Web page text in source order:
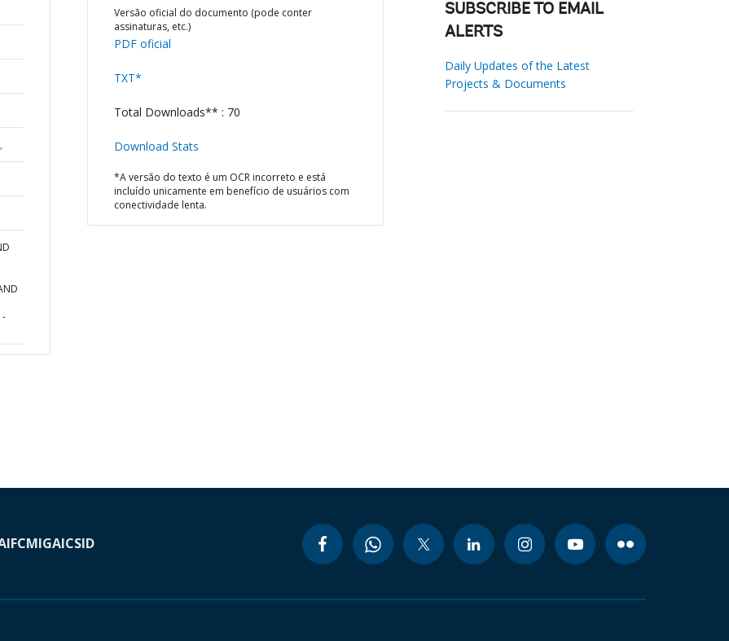
-
Versão oficial do documento (pode conter
assinaturas, etc.)
PDF oficial
TXT*
Total Downloads** : 70
Download Stats
*A versão do texto é um OCR incorreto e está
incluído unicamente em benefício de usuários com
conectividade lenta.
SUBSCRIBE TO EMAIL
ALERTS
Daily Updates of the Latest
Projects & Documents
IFCMIGAICSID